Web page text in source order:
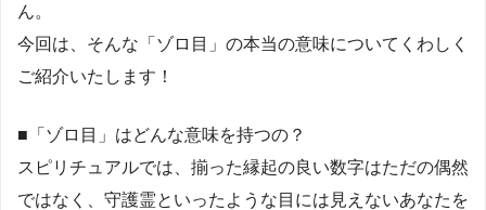
ん。
今回は、そんな「ゾロ目」の本当の意味についてくわしく
ご紹介いたします！
■「ゾロ目」はどんな意味を持つの？
スピリチュアルでは、揃った縁起の良い数字はただの偶然
ではなく、守護霊といったような目には見えないあなたを